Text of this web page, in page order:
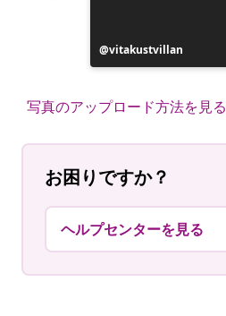
投
稿
vitakustvillan
写真のアップロード方法を見る
お困りですか？
ヘルプセンターを見る